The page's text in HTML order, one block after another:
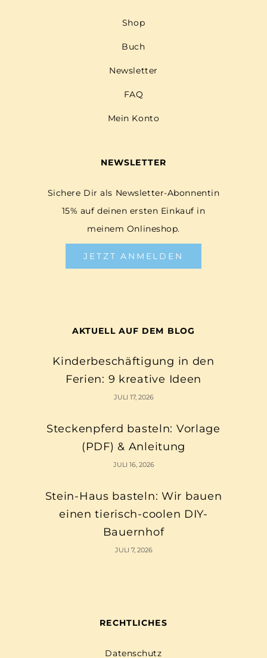
Shop
Buch
Newsletter
FAQ
Mein Konto
NEWSLETTER
Sichere Dir als Newsletter-Abonnentin
15% auf deinen ersten Einkauf in
meinem Onlineshop.
JETZT ANMELDEN
AKTUELL AUF DEM BLOG
Kinderbeschäftigung in den
Ferien: 9 kreative Ideen
JULI 17, 2026
Steckenpferd basteln: Vorlage
(PDF) & Anleitung
JULI 16, 2026
Stein-Haus basteln: Wir bauen
einen tierisch-coolen DIY-
Bauernhof
JULI 7, 2026
RECHTLICHES
Datenschutz